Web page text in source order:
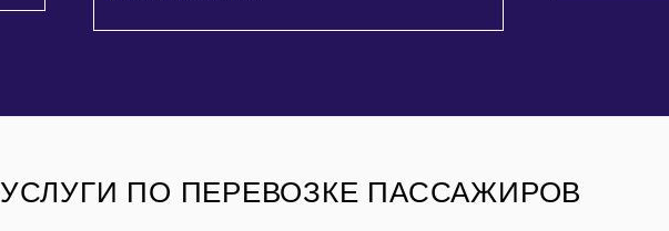
УСЛУГИ ПО ПЕРЕВОЗКЕ ПАССАЖИРОВ